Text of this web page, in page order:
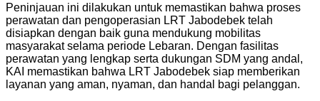
Peninjauan ini dilakukan untuk memastikan bahwa proses
perawatan dan pengoperasian LRT Jabodebek telah
disiapkan dengan baik guna mendukung mobilitas
masyarakat selama periode Lebaran. Dengan fasilitas
perawatan yang lengkap serta dukungan SDM yang andal,
KAI memastikan bahwa LRT Jabodebek siap memberikan
layanan yang aman, nyaman, dan handal bagi pelanggan.